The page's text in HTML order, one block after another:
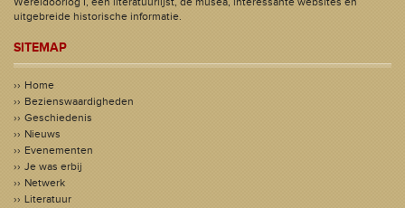
uitgebreide historische informatie.
SITEMAP
Home
Bezienswaardigheden
Geschiedenis
Nieuws
Evenementen
Je was erbij
Netwerk
Literatuur